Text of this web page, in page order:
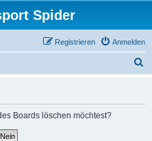
Spider
Anmelden
Registrieren
Boards löschen möchtest?